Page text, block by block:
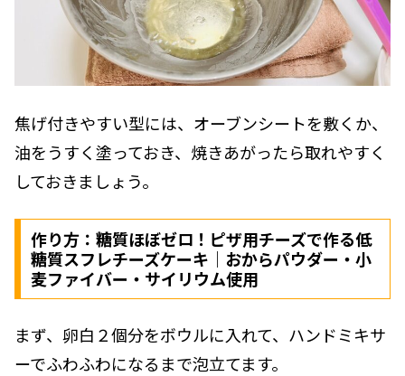
焦げ付きやすい型には、オーブンシートを敷くか、
油をうすく塗っておき、焼きあがったら取れやすく
しておきましょう。
作り方：糖質ほぼゼロ！ピザ用チーズで作る低
糖質スフレチーズケーキ｜おからパウダー・小
麦ファイバー・サイリウム使用
まず、卵白２個分をボウルに入れて、ハンドミキサ
ーでふわふわになるまで泡立てます。